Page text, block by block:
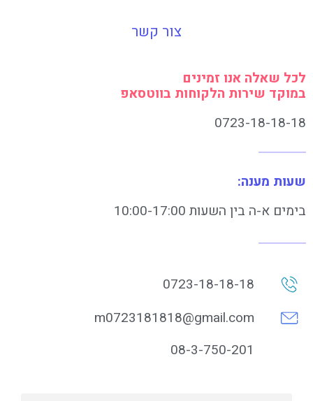
צור קשר
לכל שאלה אנו זמינים
במוקד שירות הלקוחות בווטסאפ
0723-18-18-18
שעות מענה:
בימים א-ה בין השעות 10:00-17:00
0723-18-18-18
m0723181818@gmail.com
08-3-750-201